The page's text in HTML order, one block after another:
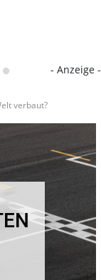
- Anzeige -
verbaut?